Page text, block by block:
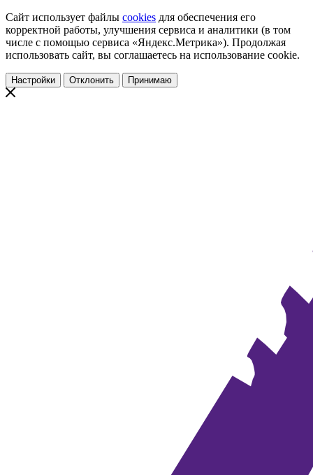
Сайт использует файлы cookies для обеспечения его
корректной работы, улучшения сервиса и аналитики (в том
числе с помощью сервиса «Яндекс.Метрика»). Продолжая
использовать сайт, вы соглашаетесь на использование cookie.
Настройки Отклонить Принимаю